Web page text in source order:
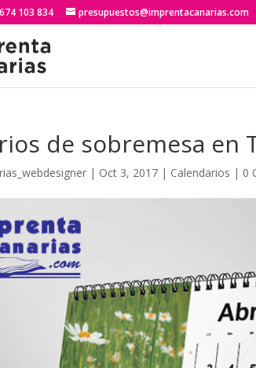
103 834 presupuestos@imprentacanarias.com
de sobremesa en
| Oct 3, 2017 | Calendarios | 0